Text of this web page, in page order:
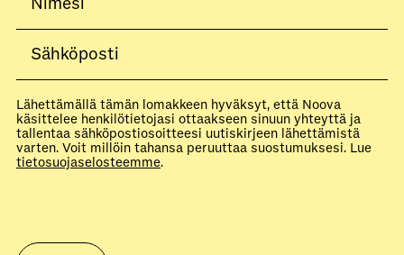
Lähettämällä tämän lomakkeen hyväksyt, että Noova
käsittelee henkilötietojasi ottaakseen sinuun yhteyttä ja
tallentaa sähköpostiosoitteesi uutiskirjeen lähettämistä
varten. Voit millöin tahansa peruuttaa suostumuksesi. Lue
tietosuojaselosteemme.